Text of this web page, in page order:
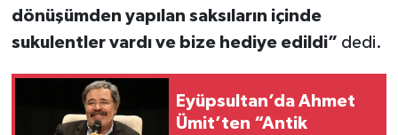
dönüşümden yapılan saksıların içinde
sukulentler vardı ve bize hediye edildi” dedi.
Eyüpsultan’da Ahmet
Ümit’ten “Antik